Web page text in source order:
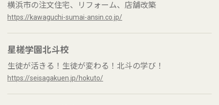
横浜市の注文住宅、リフォーム、店舗改築
https://kawaguchi-sumai-ansin.co.jp/
星槎学園北斗校
生徒が活きる！生徒が変わる！北斗の学び！
https://seisagakuen.jp/hokuto/